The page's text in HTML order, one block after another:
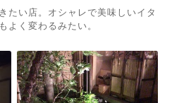
たい店。オシャレで美味しいイタ
よく変わるみたい。